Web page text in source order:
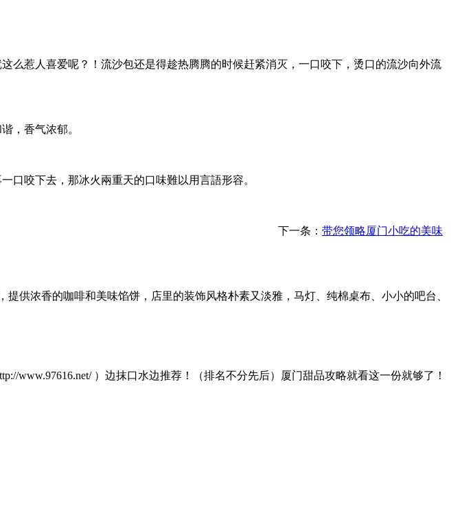
么惹人喜爱呢？！流沙包还是得趁热腾腾的时候赶紧消灭，一口咬下，烫口的流沙向外流
，香气浓郁。
口咬下去，那冰火兩重天的口味難以用言語形容。
下一条： 带您领略厦门小吃的美味
供浓香的咖啡和美味馅饼，店里的装饰风格朴素又淡雅，马灯、纯棉桌布、小小的吧台、
www.97616.net/ ）边抹口水边推荐！（排名不分先后）厦门甜品攻略就看这一份就够了！